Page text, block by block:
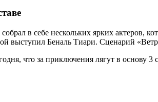
в себе нескольких ярких
выступил Беналь Тиари. Сценарий
что за приключения лягут в основу